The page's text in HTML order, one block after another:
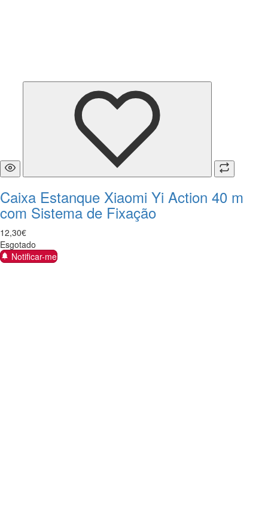
Caixa Estanque Xiaomi Yi Action 40 m
com Sistema de Fixação
12,30€
Esgotado
Notificar-me